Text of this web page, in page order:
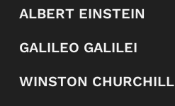
ALBERT EINSTEIN
GALILEO GALILEI
WINSTON CHURCHILL